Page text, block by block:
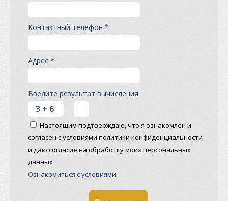
Контактный телефон *
Адрес *
Введите результат вычисления
Настоящим подтверждаю, что я ознакомлен и
согласен с условиями политики конфиденциальности
и даю согласие на обработку моих персональных
данных
Ознакомиться с условиями